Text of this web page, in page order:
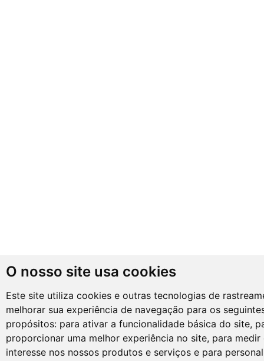
O nosso site usa cookies
Este site utiliza cookies e outras tecnologias de
melhorar sua experiência de navegação para os
propósitos: para ativar a funcionalidade básica do site,
proporcionar uma melhor experiência no site, para medir
interesse nos nossos produtos e serviços e para